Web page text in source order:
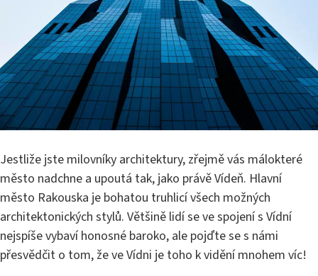
Jestliže jste milovníky architektury, zřejmě vás málokteré
město nadchne a upoutá tak, jako právě Vídeň. Hlavní
město Rakouska je bohatou truhlicí všech možných
architektonických stylů. Většině lidí se ve spojení s Vídní
nejspíše vybaví honosné baroko, ale pojďte se s námi
přesvědčit o tom, že ve Vídni je toho k vidění mnohem víc!